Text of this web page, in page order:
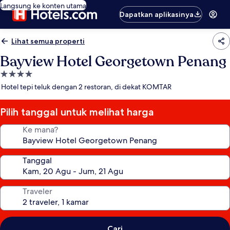
Langsung ke konten utama
Dapatkan aplikasinya
Lihat semua properti
Bayview Hotel Georgetown Penang
Properti
bintang
Hotel tepi teluk dengan 2 restoran, di dekat KOMTAR
Pilih tanggal untuk melihat harga
Ke mana?
Tanggal
Traveler